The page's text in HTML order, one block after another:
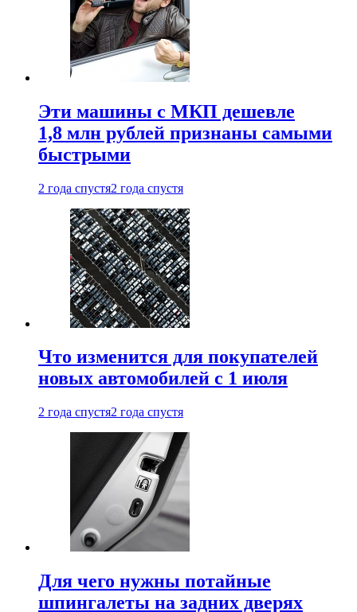
Эти машины с МКП дешевле
1,8 млн рублей признаны самыми
быстрыми
2 года спустя2 года спустя
Что изменится для покупателей
новых автомобилей с 1 июля
2 года спустя2 года спустя
Для чего нужны потайные
шпингалеты на задних дверях